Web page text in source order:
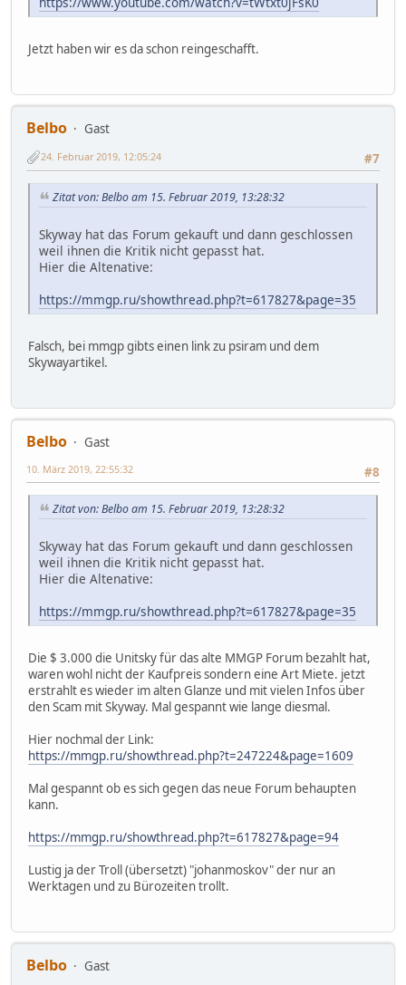
Jetzt haben wir es da schon reingeschafft.
Belbo
Gast
#7
24. Februar 2019, 12:05:24
Zitat von: Belbo am 15. Februar 2019, 13:28:32
Skyway hat das Forum gekauft und dann geschlossen
weil ihnen die Kritik nicht gepasst hat.
Hier die Altenative:
https://mmgp.ru/showthread.php?t=617827&page=35
Falsch, bei mmgp gibts einen link zu psiram und dem
Skywayartikel.
Belbo
Gast
#8
10. März 2019, 22:55:32
Zitat von: Belbo am 15. Februar 2019, 13:28:32
Skyway hat das Forum gekauft und dann geschlossen
weil ihnen die Kritik nicht gepasst hat.
Hier die Altenative:
https://mmgp.ru/showthread.php?t=617827&page=35
Die $ 3.000 die Unitsky für das alte MMGP Forum bezahlt hat,
waren wohl nicht der Kaufpreis sondern eine Art Miete. jetzt
erstrahlt es wieder im alten Glanze und mit vielen Infos über
den Scam mit Skyway. Mal gespannt wie lange diesmal.
Hier nochmal der Link:
https://mmgp.ru/showthread.php?t=247224&page=1609
Mal gespannt ob es sich gegen das neue Forum behaupten
kann.
https://mmgp.ru/showthread.php?t=617827&page=94
Lustig ja der Troll (übersetzt) "johanmoskov" der nur an
Werktagen und zu Bürozeiten trollt.
Belbo
Gast